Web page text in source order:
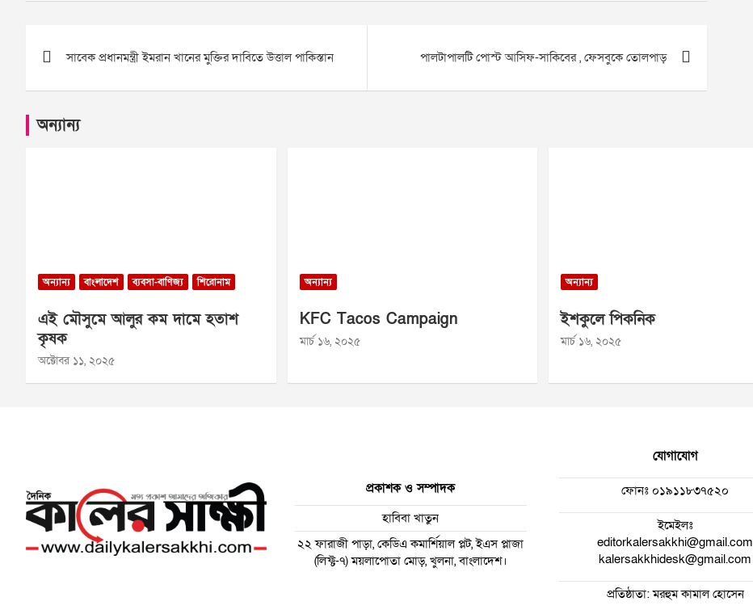
navigation
সাবেক প্রধানমন্ত্রী ইমরান খানের মুক্তির দাবিতে উত্তাল পাকিস্তান পালটাপালটি পোস্ট আসিফ-সাকিবের , ফেসবুকে তোলপাড়
অন্যান্য
অন্যান্য বাংলাদেশ ব্যবসা-বাণিজ্য শিরোনাম
এই মৌসুমে আলুর কম দামে হতাশ
কৃষক
অক্টোবর ১১, ২০২৫
অন্যান্য
KFC Tacos Campaign
মার্চ ১৬, ২০২৫
অন্যান্য
ইশকুলে পিকনিক
মার্চ ১৬, ২০২৫
প্রকাশক ও সম্পাদক
হাবিবা খাতুন
২২ ফারাজী পাড়া, কেডিএ কমার্শিয়াল প্লট, ইএস প্লাজা
(লিফ্ট-৭) ময়লাপোতা মোড়, খুলনা, বাংলাদেশ।
যোগাযোগ
ফোনঃ ০১৯১১৮৩৭৫২০
ইমেইলঃ
editorkalersakkhi@gmail.com
kalersakkhidesk@gmail.com
প্রতিষ্ঠাতা: মরহুম কামাল হোসেন